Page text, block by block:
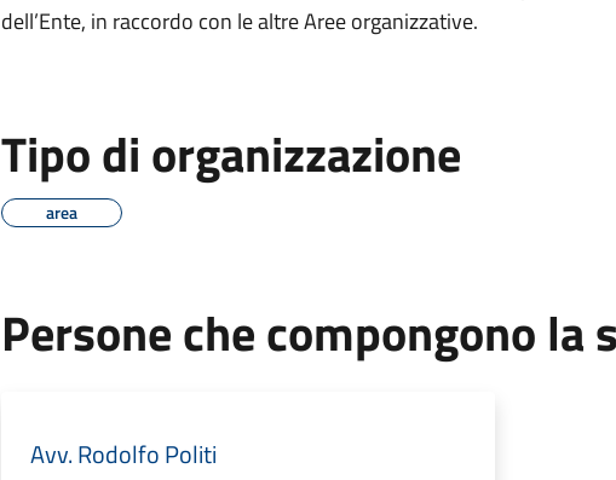
dell’Ente, in raccordo con le altre Aree organizzative.
Tipo di organizzazione
area
Persone che compongono
Avv. Rodolfo Politi